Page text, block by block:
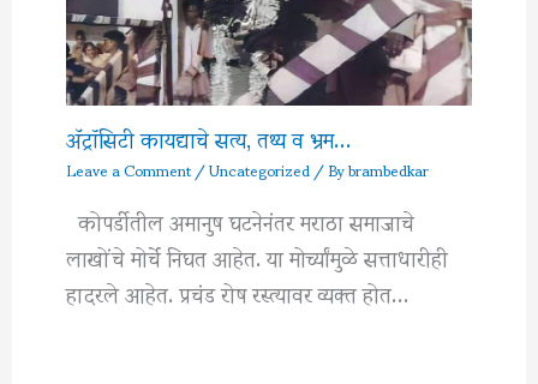
अ‍ॅट्रॉसिटी कायद्याचे सत्य, तथ्य व भ्रम…
Leave a Comment/Uncategorized/ Bybrambedkar
कोपर्डीतील अमानुष घटनेनंतर मराठा समाजाचे
लाखोंचे मोर्चे निघत आहेत. या मोर्च्यांमुळे सत्ताधारीही
हादरले आहेत. प्रचंड रोष रस्त्यावर व्यक्त होत…